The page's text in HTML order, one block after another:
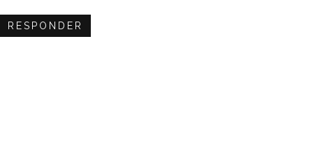
RESPONDER